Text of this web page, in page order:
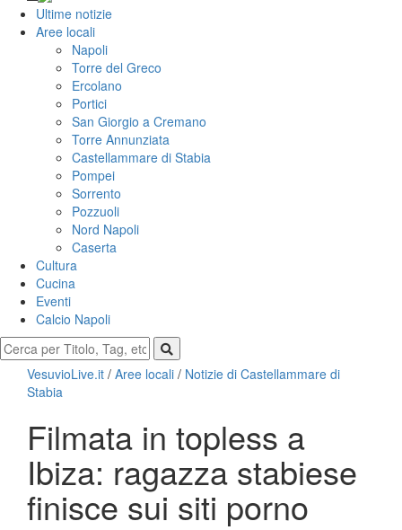
Ultime notizie
Aree locali
Napoli
Torre del Greco
Ercolano
Portici
San Giorgio a Cremano
Torre Annunziata
Castellammare di Stabia
Pompei
Sorrento
Pozzuoli
Nord Napoli
Caserta
Cultura
Cucina
Eventi
Calcio Napoli
VesuvioLive.it / Aree locali / Notizie di Castellammare di
Stabia
Filmata in topless a
Ibiza: ragazza stabiese
finisce sui siti porno